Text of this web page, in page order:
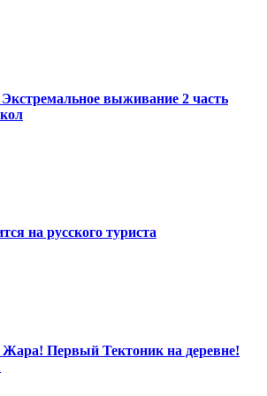
выживание 2 часть
на русского туриста
Первый Тектоник на деревне!